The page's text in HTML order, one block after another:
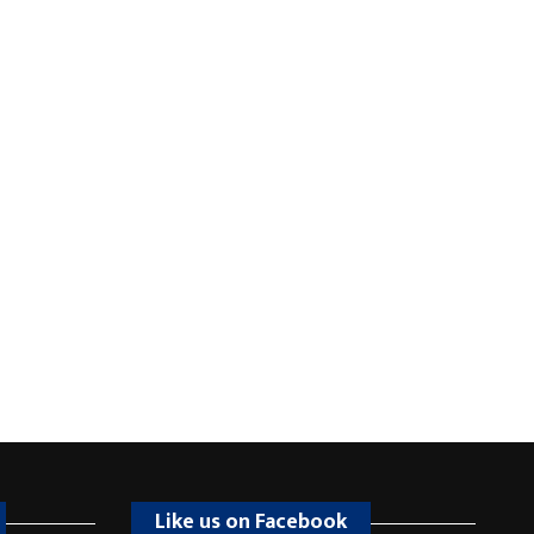
Like us on Facebook